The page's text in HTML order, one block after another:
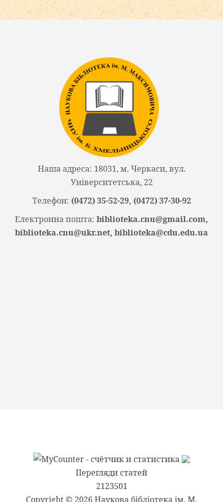
Наша адреса: 18031, м. Черкаси, вул.
Університетська, 22
Телефон: (0472) 35-52-29, (0472) 37-30-92
Електронна пошта: biblioteka.cnu@gmail.com,
biblioteka.cnu@ukr.net, biblioteka@cdu.edu.ua
Перегляди статей
2123501
Copyright © 2026 Наукова бібліотека ім. М.